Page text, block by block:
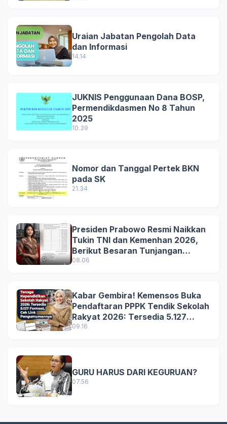
Uraian Jabatan Pengolah Data
dan Informasi
14.14
JUKNIS Penggunaan Dana BOSP,
Permendikdasmen No 8 Tahun
2025
10.39
Nomor dan Tanggal Pertek BKN
pada SK
21.34
Presiden Prabowo Resmi Naikkan
Tukin TNI dan Kemenhan 2026,
Berikut Besaran Tunjangan
Terbaru
08.06
Kabar Gembira! Kemensos Buka
Pendaftaran PPPK Tendik Sekolah
Rakyat 2026: Tersedia 5.127
Formasi, Simak Syarat dan
09.16
GURU HARUS DARI KEGURUAN?
07.56